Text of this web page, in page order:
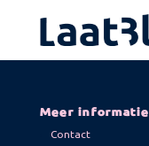
Meer informatie
Contact